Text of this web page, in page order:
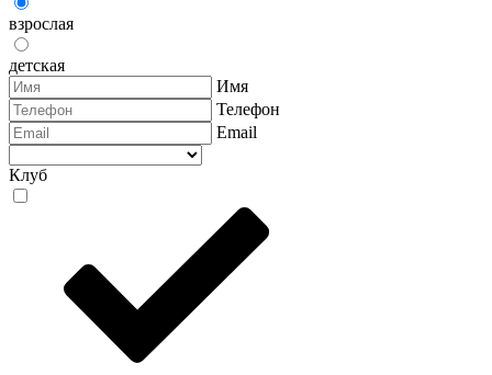
взрослая
детская
Имя
Телефон
Email
Клуб